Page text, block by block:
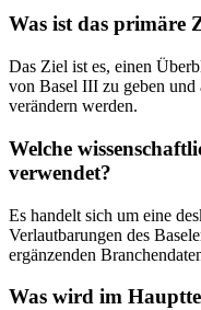
Was ist das primäre
Das Ziel ist es, einen
von Basel III zu geben und
verändern werden.
Welche
verwendet?
Es handelt sich um eine
Verlautbarungen des
ergänzenden
Was wird im